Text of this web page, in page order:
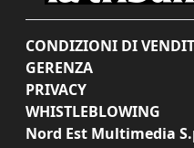
CONDIZIONI DI
GERENZA
PRIVACY
WHISTLEBLOWING
Nord Est Multimedia